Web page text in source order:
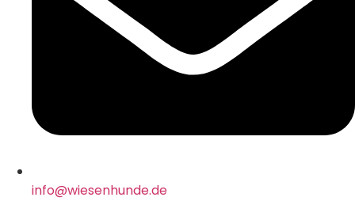
info@wiesenhunde.de